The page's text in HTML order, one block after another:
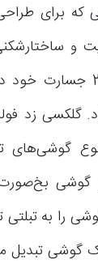
که برای
و
گلکسی زد فولد 2
گوشی‌های
گوشی
را به
گوشی تبدیل